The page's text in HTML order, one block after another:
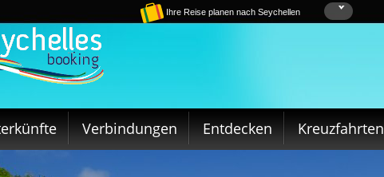
Ihre Reise planen nach Seychellen
Verbindungen Entdecken Kreuzfahrten